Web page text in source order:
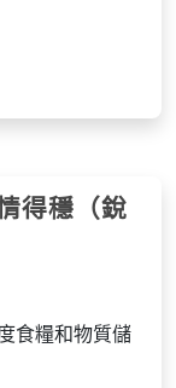
得穩（銳
食糧和物質儲